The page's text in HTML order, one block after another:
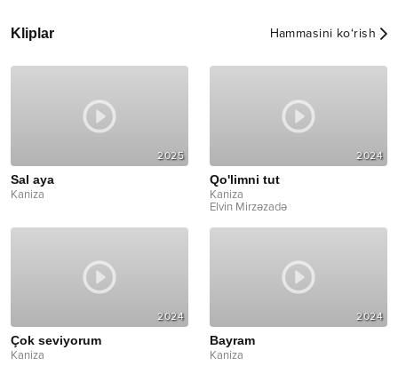
Kliplar Hammasini ko‘rish
2025
Sal aya
Kaniza
2024
Qo'limni tut
Kaniza
Elvin Mirzəzadə
2024
Çok seviyorum
Kaniza
2024
Bayram
Kaniza